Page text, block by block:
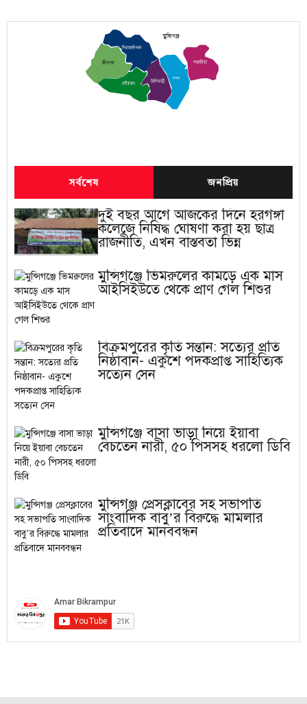
শ্রীনগর
সিরাজদিখান
টংগিবাড়ী
সদর
গজারিয়া
লৌহজং
মুন্সিগঞ্জ
সর্বশেষ জনপ্রিয়
দুই বছর আগে আজকের দিনে হরগঙ্গা
কলেজে নিষিদ্ধ ঘোষণা করা হয় ছাত্র
রাজনীতি, এখন বাস্তবতা ভিন্ন
মুন্সিগঞ্জে ভিমরুলের কামড়ে এক মাস
আইসিইউতে থেকে প্রাণ গেল শিশুর
বিক্রমপুরের কৃতি সন্তান: সত্যের প্রতি
নিষ্ঠাবান- একুশে পদকপ্রাপ্ত সাহিত্যিক
সত্যেন সেন
মুন্সিগঞ্জে বাসা ভাড়া নিয়ে ইয়াবা
বেচতেন নারী, ৫০ পিসসহ ধরলো ডিবি
মুন্সিগঞ্জ প্রেসক্লাবের সহ সভাপতি
সাংবাদিক বাবু’র বিরুদ্ধে মামলার
প্রতিবাদে মানববন্ধন